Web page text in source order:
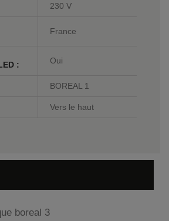
230 V
France
:
Oui
BOREAL 1
Vers le haut
boreal 3